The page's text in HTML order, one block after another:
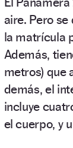
aire. Pero
la matrícula
Además,
metros) que
demás, el
incluye
el cuerpo, y